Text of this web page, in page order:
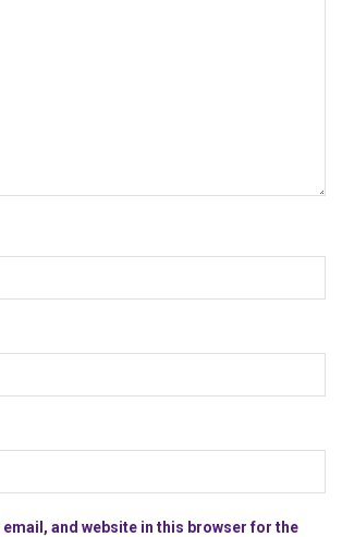
email, and website in this browser for the